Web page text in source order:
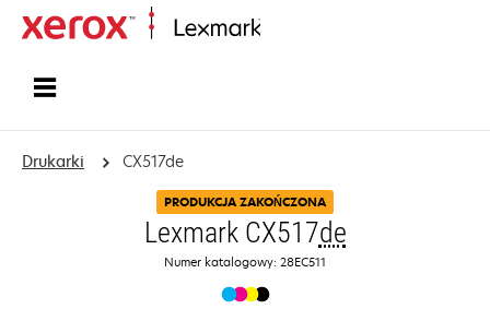
Drukarki CX517de
PRODUKCJA ZAKOŃCZONA
Lexmark CX517de
Numer katalogowy: 28EC511